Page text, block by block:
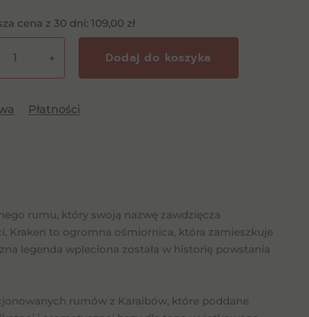
cena z 30 dni: 109,00 zł
+ Dodaj do koszyka
Płatności
rumu, który swoją nazwę zawdzięcza
Kraken to ogromna ośmiornica, która zamieszkuje
legenda wpleciona została w historię powstania
rumów z Karaibów, które poddane